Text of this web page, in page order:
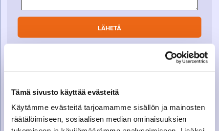
Tämä sivusto käyttää evästeitä
Käytämme evästeitä tarjoamamme sisällön ja mainosten
räätälöimiseen, sosiaalisen median ominaisuuksien
Varaosamyynti
010 27 91 831
varaosat@suomenkonetalo.fi